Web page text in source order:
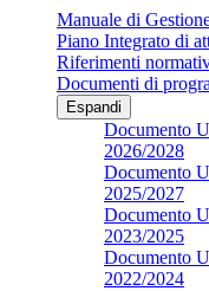
Manuale di
Piano Integrato di
Riferimenti
Documenti di
Espandi
Documento
2026/2028
Documento
2025/2027
Documento
2023/2025
Documento
2022/2024